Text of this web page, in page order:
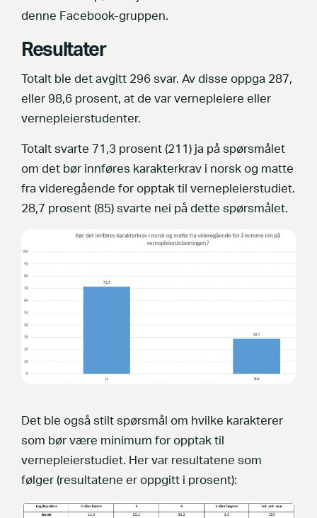
denne Facebook-gruppen.
Resultater
Totalt ble det avgitt 296 svar. Av disse oppga 287,
eller 98,6 prosent, at de var vernepleiere eller
vernepleierstudenter.
Totalt svarte 71,3 prosent (211) ja på spørsmålet
om det bør innføres karakterkrav i norsk og matte
fra videregående for opptak til vernepleierstudiet.
28,7 prosent (85) svarte nei på dette spørsmålet.
Det ble også stilt spørsmål om hvilke karakterer
som bør være minimum for opptak til
vernepleierstudiet. Her var resultatene som
følger (resultatene er oppgitt i prosent):